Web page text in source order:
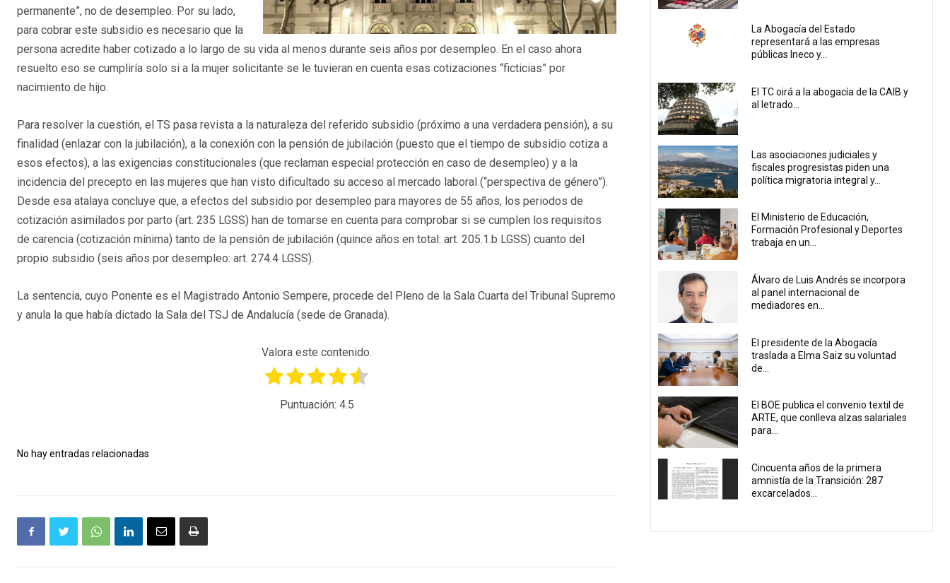
permanente”, no de desempleo. Por su lado,
para cobrar este subsidio es necesario que la
persona acredite haber cotizado a lo largo de su vida al menos durante seis años por desempleo. En el caso ahora
resuelto eso se cumpliría solo si a la mujer solicitante se le tuvieran en cuenta esas cotizaciones “ficticias” por
nacimiento de hijo.
Para resolver la cuestión, el TS pasa revista a la naturaleza del referido subsidio (próximo a una verdadera pensión), a su
finalidad (enlazar con la jubilación), a la conexión con la pensión de jubilación (puesto que el tiempo de subsidio cotiza a
esos efectos), a las exigencias constitucionales (que reclaman especial protección en caso de desempleo) y a la
incidencia del precepto en las mujeres que han visto dificultado su acceso al mercado laboral (“perspectiva de género”).
Desde esa atalaya concluye que, a efectos del subsidio por desempleo para mayores de 55 años, los periodos de
cotización asimilados por parto (art. 235 LGSS) han de tomarse en cuenta para comprobar si se cumplen los requisitos
de carencia (cotización mínima) tanto de la pensión de jubilación (quince años en total: art. 205.1.b LGSS) cuanto del
propio subsidio (seis años por desempleo: art. 274.4 LGSS).
La sentencia, cuyo Ponente es el Magistrado Antonio Sempere, procede del Pleno de la Sala Cuarta del Tribunal Supremo
y anula la que había dictado la Sala del TSJ de Andalucía (sede de Granada).
Valora este contenido.
Puntuación: 4.5
No hay entradas relacionadas
La Abogacía del Estado
representará a las empresas
públicas Ineco y...
El TC oirá a la abogacía de la CAIB y
al letrado...
Las asociaciones judiciales y
fiscales progresistas piden una
política migratoria integral y...
El Ministerio de Educación,
Formación Profesional y Deportes
trabaja en un...
Álvaro de Luis Andrés se incorpora
al panel internacional de
mediadores en...
El presidente de la Abogacía
traslada a Elma Saiz su voluntad
de...
El BOE publica el convenio textil de
ARTE, que conlleva alzas salariales
para...
Cincuenta años de la primera
amnistía de la Transición: 287
excarcelados...